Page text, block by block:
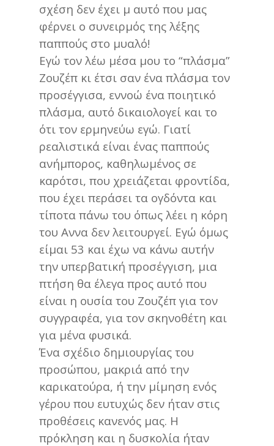
σχέση δεν έχει μ αυτό που μας
φέρνει ο συνειρμός της λέξης
παππούς στο μυαλό!
Εγώ τον λέω μέσα μου το “πλάσμα”
Ζουζέπ κι έτσι σαν ένα πλάσμα τον
προσέγγισα, εννοώ ένα ποιητικό
πλάσμα, αυτό δικαιολογεί και το
ότι τον ερμηνεύω εγώ. Γιατί
ρεαλιστικά είναι ένας παππούς
ανήμπορος, καθηλωμένος σε
καρότσι, που χρειάζεται φροντίδα,
που έχει περάσει τα ογδόντα και
τίποτα πάνω του όπως λέει η κόρη
του Αννα δεν λειτουργεί. Εγώ όμως
είμαι 53 και έχω να κάνω αυτήν
την υπερβατική προσέγγιση, μια
πτήση θα έλεγα προς αυτό που
είναι η ουσία του Ζουζέπ για τον
συγγραφέα, για τον σκηνοθέτη και
για μένα φυσικά.
Ένα σχέδιο δημιουργίας του
προσώπου, μακριά από την
καρικατούρα, ή την μίμηση ενός
γέρου που ευτυχώς δεν ήταν στις
προθέσεις κανενός μας. Η
πρόκληση και η δυσκολία ήταν